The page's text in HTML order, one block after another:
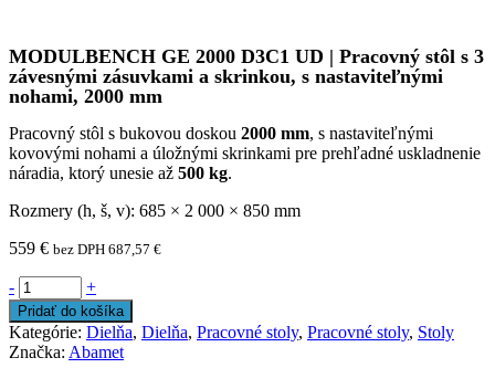
MODULBENCH GE 2000 D3C1 UD | Pracovný stôl s 3
závesnými zásuvkami a skrinkou, s nastaviteľnými
nohami, 2000 mm
Pracovný stôl s bukovou doskou 2000 mm, s nastaviteľnými
kovovými nohami a úložnými skrinkami pre prehľadné uskladnenie
náradia, ktorý unesie až 500 kg.
Rozmery (h, š, v): 685 × 2 000 × 850 mm
559 € bez DPH 687,57 €
- +
Pridať do košíka
Kategórie: Dielňa, Dielňa, Pracovné stoly, Pracovné stoly, Stoly
Značka: Abamet